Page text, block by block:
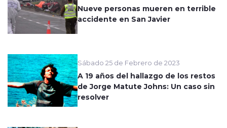
Nueve personas mueren en terrible
accidente en San Javier
Sábado 25 de Febrero de 2023
A 19 años del hallazgo de los restos
de Jorge Matute Johns: Un caso sin
resolver